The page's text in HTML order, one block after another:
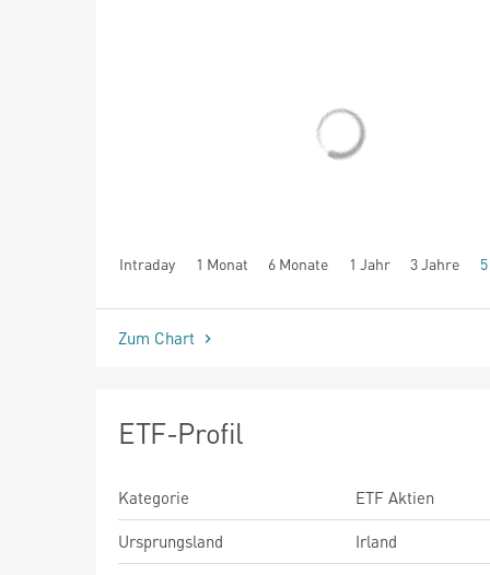
Intraday 1 Monat 6 Monate 1 Jahr 3 Jahre
seit Beginn
Zum Chart
ETF-Profil
Kategorie
ETF Aktien
Ursprungsland
Irland